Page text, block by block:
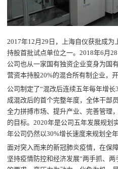
2017年12月29日，上海自仪获批成
持股首批试点单位之一。2018年6月
公司也从一家国有独资企业变身为国
营资本持股20%的混合所有制企业，
公司制定了“混改后连续五年每年增
成混改后的首个完整年度，全体干部
全力拼搏市场、提升产业、完善管理
的目标。2020年是公司五年发展规划
年公司仍然以30%增长速度来规划全年
面对突入而来的新冠肺炎疫情，在保
坚持疫情防控和经济发展“两手抓、